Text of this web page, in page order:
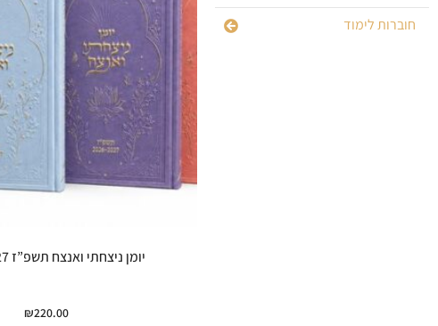
חוברות לימוד
יומן ניצחתי ואנצח תשפ”ז 2026-2027
₪220.00